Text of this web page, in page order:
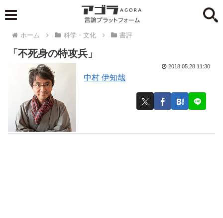
ホーム 科学・文化 書評
「不死身の特攻兵」
中村 伊知哉
2018.05.28 11:30